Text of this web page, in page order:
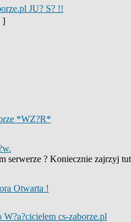
JU? S? !!
]
*WZ?R*
serwerze ? Koniecznie zajrzyj
Otwarta !
cs-zaborze.pl